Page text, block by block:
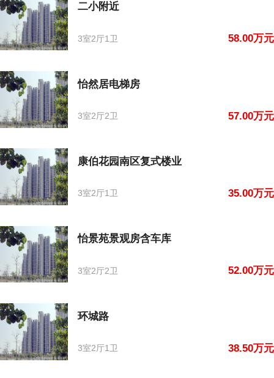
二小附近
3室2厅1卫 58.00万元
怡然居电梯房
3室2厅2卫 57.00万元
康伯花园南区复式楼业
3室2厅1卫 35.00万元
怡景苑景观房含车库
3室2厅2卫 52.00万元
环城路
3室2厅1卫 38.50万元